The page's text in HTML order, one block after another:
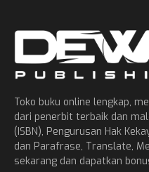
Toko buku online lengkap,
dari penerbit terbaik dan
(ISBN), Pengurusan Hak
dan Parafrase, Translate,
sekarang dan dapatkan